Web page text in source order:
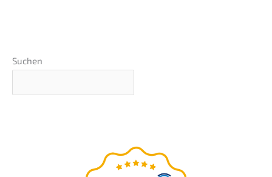
Suchen
Unternehmens-wert-